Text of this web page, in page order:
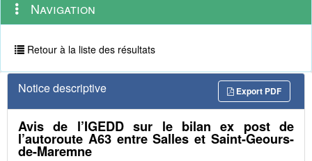
outils
contextuel
Navigation
Retour à la liste des résultats
Notice descriptive Export PDF
Avis de l’IGEDD sur le bilan ex post de
l’autoroute A63 entre Salles et Saint-Geours-
de-Maremne